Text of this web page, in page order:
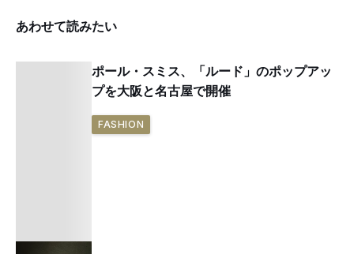
あわせて読みたい
ポール・スミス、「ルード」のポップアッ
プを大阪と名古屋で開催
FASHION